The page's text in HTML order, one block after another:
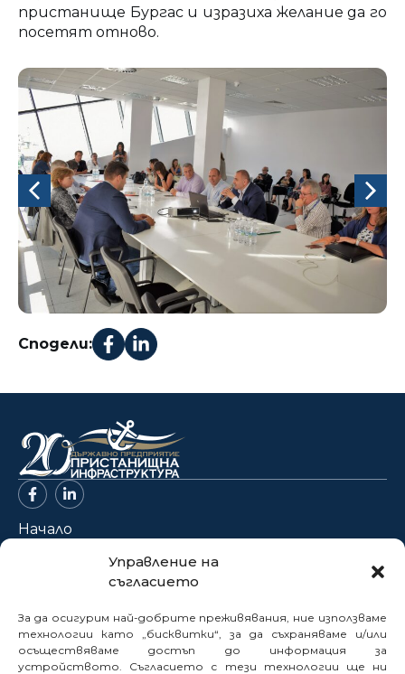
Управление на
съгласието
За да осигурим най-добрите преживявания, ние използваме
технологии като „бисквитки“, за да съхраняваме и/или
осъществяваме достъп до информация за
устройството. Съгласието с тези технологии ще ни
пристанище Бургас и изразиха желание да го
посетят отново.
Сподели:
Начало
Новини
Нормативна база
Електронни услуги